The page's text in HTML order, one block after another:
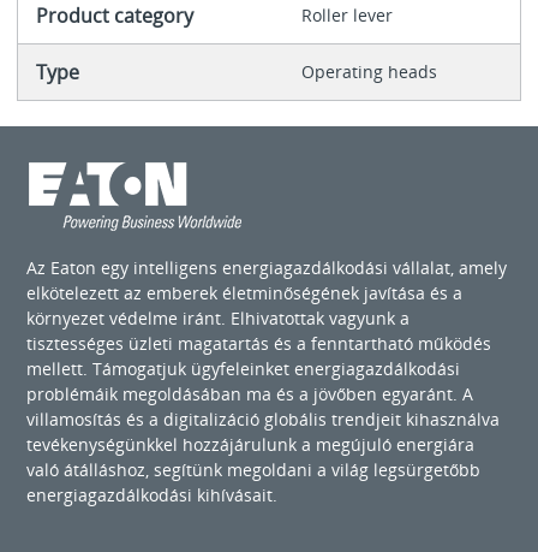
Product category Roller lever
Type Operating heads
Az Eaton egy intelligens energiagazdálkodási vállalat, amely
elkötelezett az emberek életminőségének javítása és a
környezet védelme iránt. Elhivatottak vagyunk a
tisztességes üzleti magatartás és a fenntartható működés
mellett. Támogatjuk ügyfeleinket energiagazdálkodási
problémáik megoldásában ma és a jövőben egyaránt. A
villamosítás és a digitalizáció globális trendjeit kihasználva
tevékenységünkkel hozzájárulunk a megújuló energiára
való átálláshoz, segítünk megoldani a világ legsürgetőbb
energiagazdálkodási kihívásait.